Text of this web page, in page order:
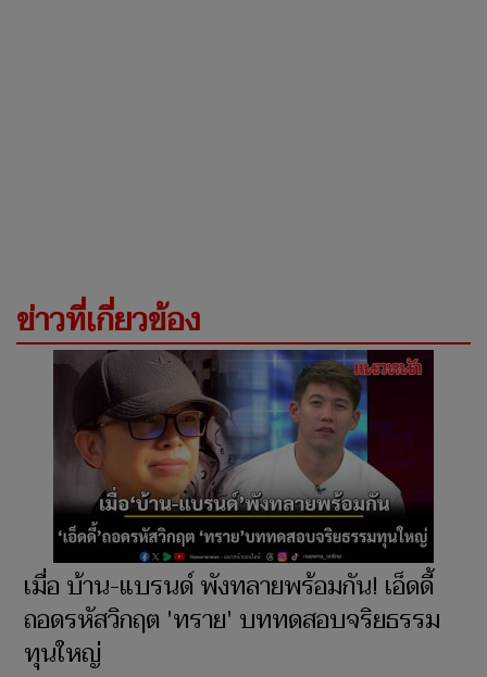
ข่าวที่เกี่ยวข้อง
เมื่อ บ้าน-แบรนด์ พังทลายพร้อมกัน! เอ็ดดี้
ถอดรหัสวิกฤต 'ทราย' บททดสอบจริยธรรม
ทุนใหญ่